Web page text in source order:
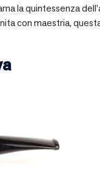
la quintessenza
con maestria,